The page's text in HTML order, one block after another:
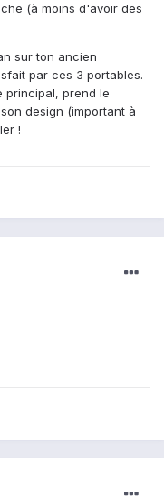
(à moins d'avoir des
sur ton ancien
par ces 3 portables.
principal, prend le
design (important à
!